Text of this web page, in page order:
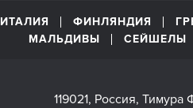
ИТАЛИЯ ФИНЛЯНДИЯ
МАЛЬДИВЫ
СЕЙШЕЛЫ
119021, Россия, Тимура